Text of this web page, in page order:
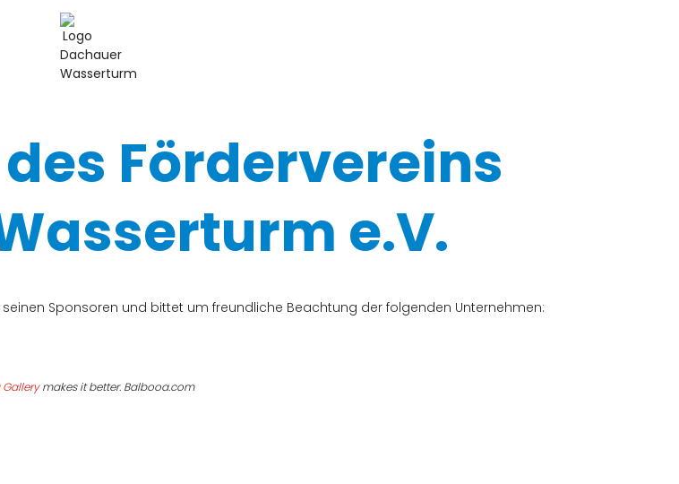
Fördervereins
e.V.
Sponsoren und bittet um freundliche Beachtung der folgenden Unternehmen:
makes it better. Balbooa.com